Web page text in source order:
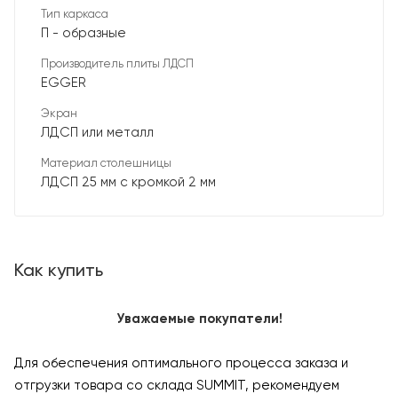
Тип каркаса
П - образные
Производитель плиты ЛДСП
EGGER
Экран
ЛДСП или металл
Материал столешницы
ЛДСП 25 мм с кромкой 2 мм
Как купить
Уважаемые покупатели!
Для обеспечения оптимального процесса заказа и
отгрузки товара со склада SUMMIT, рекомендуем